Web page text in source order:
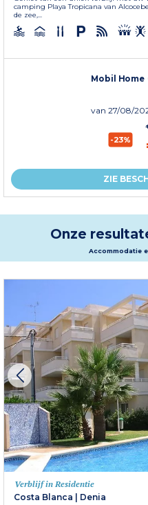
camping Playa Tropicana van
de zee,...
Mobil
van 27/08/
-23%
ZIE
Onze
Accommodatie
Verblijf in Residentie
Costa Blanca | Denia